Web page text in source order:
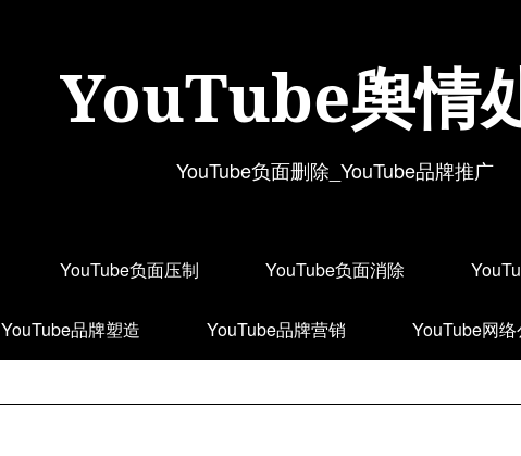
YouTube舆情
YouTube负面删除_YouTube品牌推广
YouTube负面压制 YouTube负面消除
YouTube品牌塑造 YouTube品牌营销 YouTube网络